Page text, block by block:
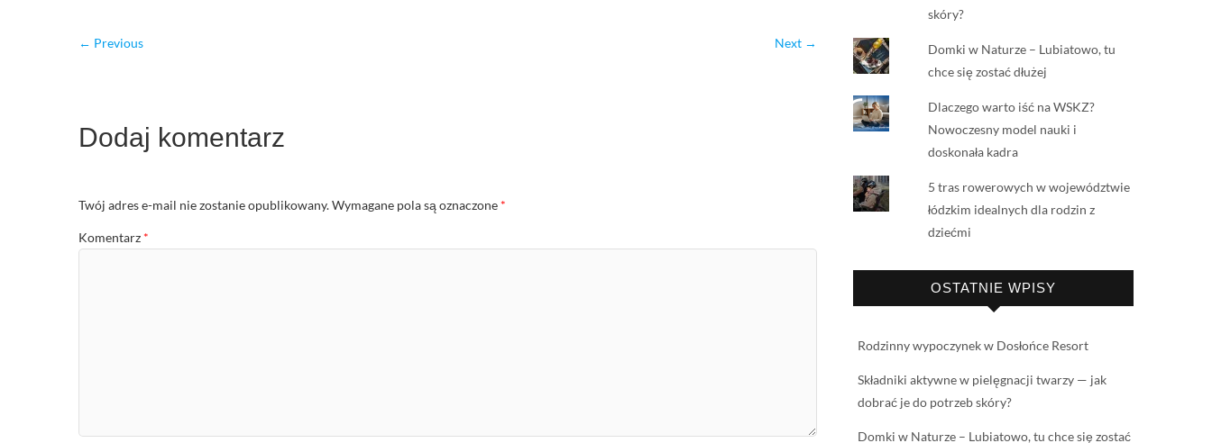
← Previous Next →
Dodaj komentarz
Twój adres e-mail nie zostanie opublikowany.Wymagane pola są oznaczone *
Komentarz *
skóry?
Domki w Naturze – Lubiatowo, tu
chce się zostać dłużej
Dlaczego warto iść na WSKZ?
Nowoczesny model nauki i
doskonała kadra
5 tras rowerowych w województwie
łódzkim idealnych dla rodzin z
dziećmi
OSTATNIE WPISY
Rodzinny wypoczynek w Dosłońce Resort
Składniki aktywne w pielęgnacji twarzy — jak
dobrać je do potrzeb skóry?
Domki w Naturze – Lubiatowo, tu chce się zostać